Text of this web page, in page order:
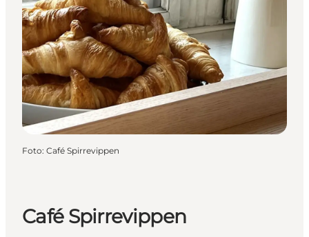
Foto: Café Spirrevippen
Café Spirrevippen